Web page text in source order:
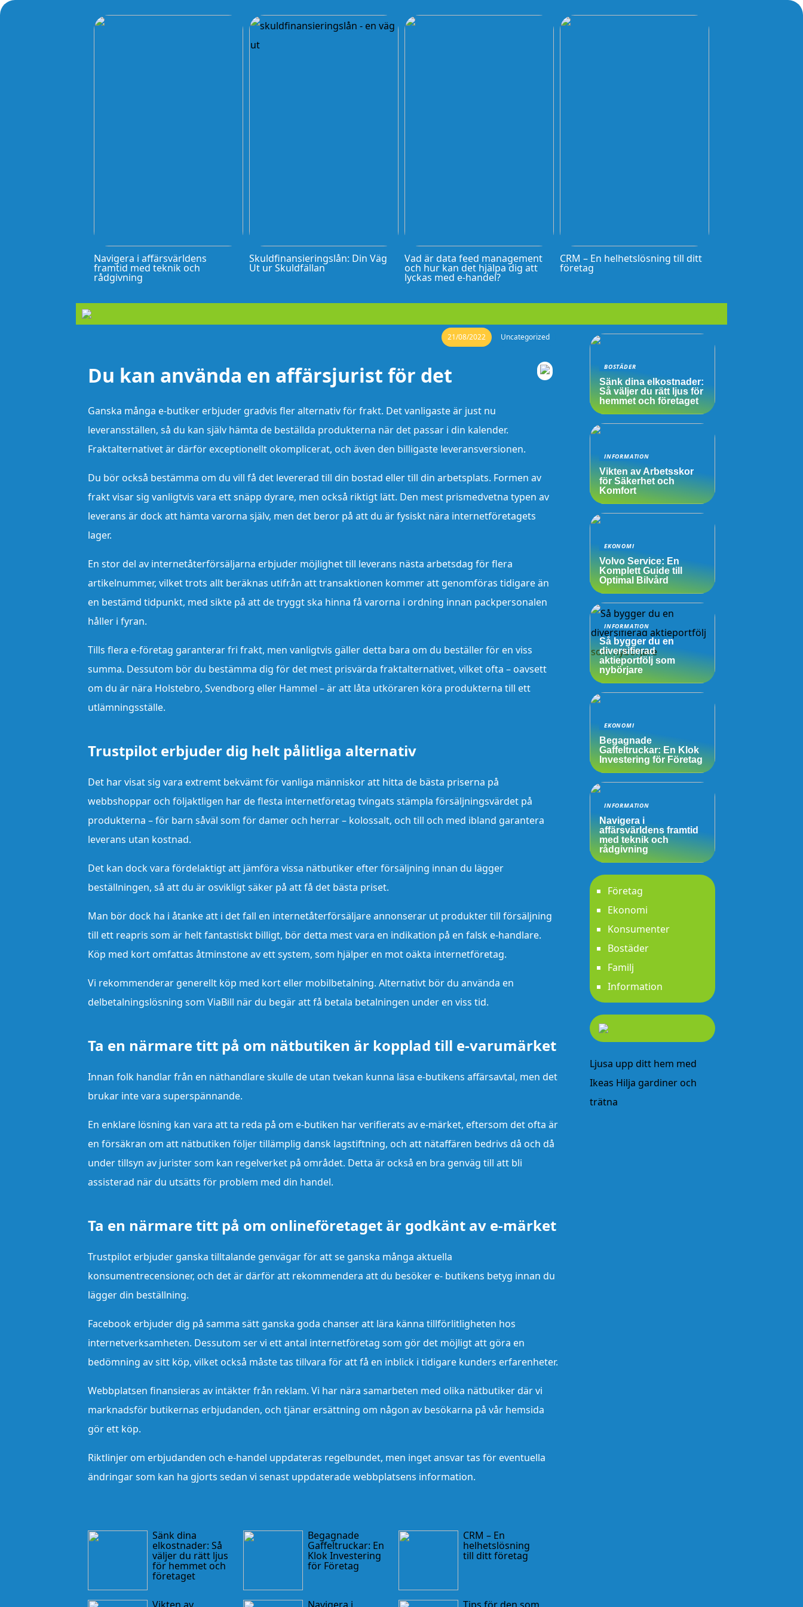
Navigera i affärsvärldens
framtid med teknik och
rådgivning
Skuldfinansieringslån: Din Väg
Ut ur Skuldfällan
Vad är data feed management
och hur kan det hjälpa dig att
lyckas med e-handel?
CRM – En helhetslösning till ditt
företag
21/08/2022 Uncategorized
Du kan använda en affärsjurist för det
Ganska många e-butiker erbjuder gradvis fler alternativ för frakt. Det vanligaste är just nu
leveransställen, så du kan själv hämta de beställda produkterna när det passar i din kalender.
Fraktalternativet är därför exceptionellt okomplicerat, och även den billigaste leveransversionen.
Du bör också bestämma om du vill få det levererad till din bostad eller till din arbetsplats. Formen av
frakt visar sig vanligtvis vara ett snäpp dyrare, men också riktigt lätt. Den mest prismedvetna typen av
leverans är dock att hämta varorna själv, men det beror på att du är fysiskt nära internetföretagets
lager.
En stor del av internetåterförsäljarna erbjuder möjlighet till leverans nästa arbetsdag för flera
artikelnummer, vilket trots allt beräknas utifrån att transaktionen kommer att genomföras tidigare än
en bestämd tidpunkt, med sikte på att de tryggt ska hinna få varorna i ordning innan packpersonalen
håller i fyran.
Tills flera e-företag garanterar fri frakt, men vanligtvis gäller detta bara om du beställer för en viss
summa. Dessutom bör du bestämma dig för det mest prisvärda fraktalternativet, vilket ofta – oavsett
om du är nära Holstebro, Svendborg eller Hammel – är att låta utköraren köra produkterna till ett
utlämningsställe.
Trustpilot erbjuder dig helt pålitliga alternativ
Det har visat sig vara extremt bekvämt för vanliga människor att hitta de bästa priserna på
webbshoppar och följaktligen har de flesta internetföretag tvingats stämpla försäljningsvärdet på
produkterna – för barn såväl som för damer och herrar – kolossalt, och till och med ibland garantera
leverans utan kostnad.
Det kan dock vara fördelaktigt att jämföra vissa nätbutiker efter försäljning innan du lägger
beställningen, så att du är osvikligt säker på att få det bästa priset.
Man bör dock ha i åtanke att i det fall en internetåterförsäljare annonserar ut produkter till försäljning
till ett reapris som är helt fantastiskt billigt, bör detta mest vara en indikation på en falsk e-handlare.
Köp med kort omfattas åtminstone av ett system, som hjälper en mot oäkta internetföretag.
Vi rekommenderar generellt köp med kort eller mobilbetalning. Alternativt bör du använda en
delbetalningslösning som ViaBill när du begär att få betala betalningen under en viss tid.
Ta en närmare titt på om nätbutiken är kopplad till e-varumärket
Innan folk handlar från en näthandlare skulle de utan tvekan kunna läsa e-butikens affärsavtal, men det
brukar inte vara superspännande.
En enklare lösning kan vara att ta reda på om e-butiken har verifierats av e-märket, eftersom det ofta är
en försäkran om att nätbutiken följer tillämplig dansk lagstiftning, och att nätaffären bedrivs då och då
under tillsyn av jurister som kan regelverket på området. Detta är också en bra genväg till att bli
assisterad när du utsätts för problem med din handel.
Ta en närmare titt på om onlineföretaget är godkänt av e-märket
Trustpilot erbjuder ganska tilltalande genvägar för att se ganska många aktuella
konsumentrecensioner, och det är därför att rekommendera att du besöker e- butikens betyg innan du
lägger din beställning.
Facebook erbjuder dig på samma sätt ganska goda chanser att lära känna tillförlitligheten hos
internetverksamheten. Dessutom ser vi ett antal internetföretag som gör det möjligt att göra en
bedömning av sitt köp, vilket också måste tas tillvara för att få en inblick i tidigare kunders erfarenheter.
Webbplatsen finansieras av intäkter från reklam. Vi har nära samarbeten med olika nätbutiker där vi
marknadsför butikernas erbjudanden, och tjänar ersättning om någon av besökarna på vår hemsida
gör ett köp.
Riktlinjer om erbjudanden och e-handel uppdateras regelbundet, men inget ansvar tas för eventuella
ändringar som kan ha gjorts sedan vi senast uppdaterade webbplatsens information.
Sänk dina
elkostnader: Så
väljer du rätt ljus
för hemmet och
företaget
Vikten av
Begagnade
Gaffeltruckar: En
Klok Investering
för Företag
Navigera i
CRM – En
helhetslösning
till ditt företag
Tips för den som
BOSTÄDER
Sänk dina elkostnader:
Så väljer du rätt ljus för
hemmet och företaget
INFORMATION
Vikten av Arbetsskor
för Säkerhet och
Komfort
EKONOMI
Volvo Service: En
Komplett Guide till
Optimal Bilvård
INFORMATION
Så bygger du en
diversifierad
aktieportfölj som
nybörjare
EKONOMI
Begagnade
Gaffeltruckar: En Klok
Investering för Företag
INFORMATION
Navigera i
affärsvärldens framtid
med teknik och
rådgivning
Företag
Ekonomi
Konsumenter
Bostäder
Familj
Information
Ljusa upp ditt hem med
Ikeas Hilja gardiner och
trätna